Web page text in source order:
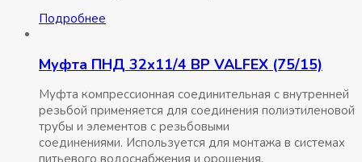
Подробнее
Муфта ПНД 32х11/4 ВР VALFEX (75/15)
Муфта компрессионная соединительная c внутренней
резьбой применяется для соединения полиэтиленовой
трубы и элементов с резьбовыми
соединениями. Используется для монтажа в системах